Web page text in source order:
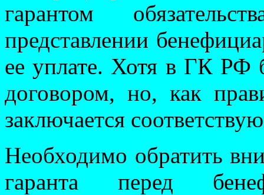
гарантом
представлении
ее уплате. Хотя в ГК РФ
договором, но, как
заключается
Необходимо обратить
гаранта перед